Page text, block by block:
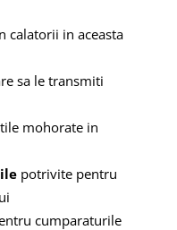
calatorii in aceasta
sa le transmiti
mohorate in
potrivite pentru
cumparaturile